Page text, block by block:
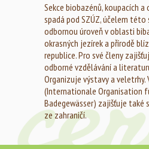
Sekce biobazénů, koupacích a
spadá pod SZÚZ, účelem této
odbornou úroveň v oblasti
okrasných jezírek a přírodě
republice. Pro své členy
odborné vzdělávání a
Organizuje výstavy a veletrhy.
(Internationale Organisation
Badegewässer) zajišťuje také
ze zahraničí.